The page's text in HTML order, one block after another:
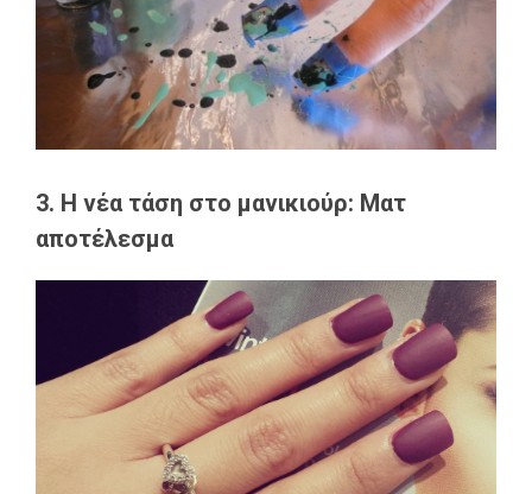
3. Η νέα τάση στο μανικιούρ: Ματ
αποτέλεσμα